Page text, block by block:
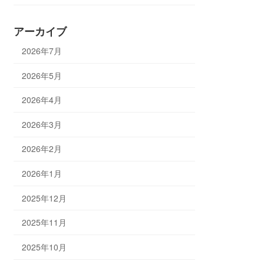
アーカイブ
2026年7月
2026年5月
2026年4月
2026年3月
2026年2月
2026年1月
2025年12月
2025年11月
2025年10月